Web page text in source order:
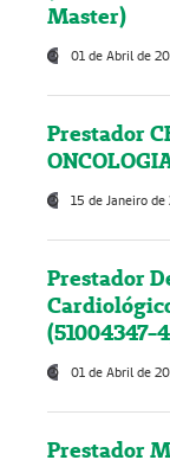
Master)
01 de Abril de
Prestador
15 de Janeiro
Prestador
(51004347-
01 de Abril de
Prestador